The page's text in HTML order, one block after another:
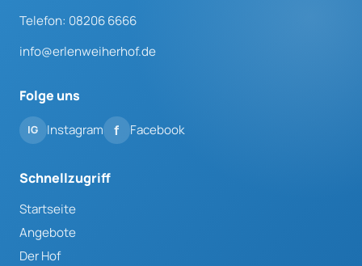
Telefon: 08206 6666
info@erlenweiherhof.de
Folge uns
Instagram Facebook
Schnellzugriff
Startseite
Angebote
Der Hof